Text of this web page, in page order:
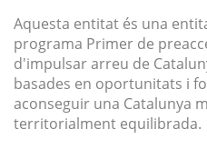
Aquesta entitat és una
programa Primer de
d'impulsar arreu de
basades en oportunitats i
aconseguir una Catalunya
territorialment equilibrada.